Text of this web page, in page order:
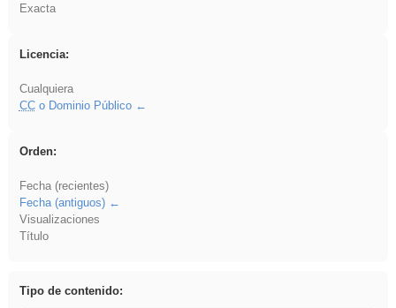
Exacta
Licencia:
Cualquiera
CCo Dominio Público
Orden:
Fecha (recientes)
Fecha (antiguos)
Visualizaciones
Título
Tipo de contenido: